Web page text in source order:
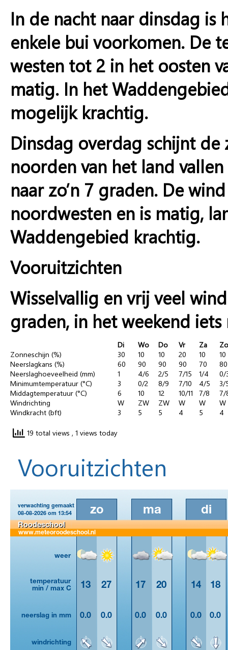
In de nacht naar dinsdag is
enkele bui voorkomen. De
westen tot 2 in het oosten
matig. In het
mogelijk krachtig.
Dinsdag overdag schijnt
noorden van het land
naar zo’n 7 graden. De
noordwesten en is matig,
Waddengebied krachtig.
Vooruitzichten
Wisselvallig en vrij veel
graden, in het weekend
Di Wo Do Vr Za
Zo
Zonneschijn (%)
30 10 10 20 10
10
Neerslagkans (%)
60 90 90 90 70
80
Neerslaghoeveelheid (mm)
1 4/6 2/5 7/15 1/4
0/
Minimumtemperatuur (°C)
3 0/2 8/9 7/10 4/5
3/
Middagtemperatuur (°C)
6 10 12 10/11 7/8
7/
Windrichting
W ZW ZW W W
W
Windkracht (bft)
3 5 5 4 5 4
19 total views , 1 views today
Vooruitzichten